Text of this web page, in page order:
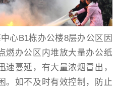
B1栋办公楼8层办公区因
燃办公区内堆放大量办公纸
蔓延，有大量浓烟冒出，
。如不及时有效控制，防止